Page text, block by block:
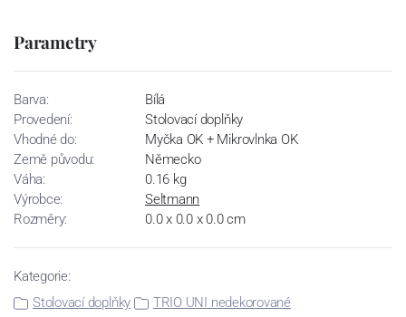
Parametry
Barva:
Bílá
Provedení:
Stolovací doplňky
Vhodné do:
Myčka OK + Mikrovlnka OK
Země původu:
Německo
Váha:
0.16 kg
Výrobce:
Seltmann
Rozměry:
0.0 x 0.0 x 0.0 cm
Kategorie:
Stolovací doplňky
TRIO UNI nedekorované